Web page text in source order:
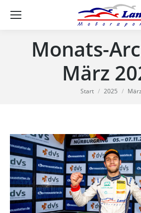
Monats-
März
Sie befinden sich
Start 2025 März